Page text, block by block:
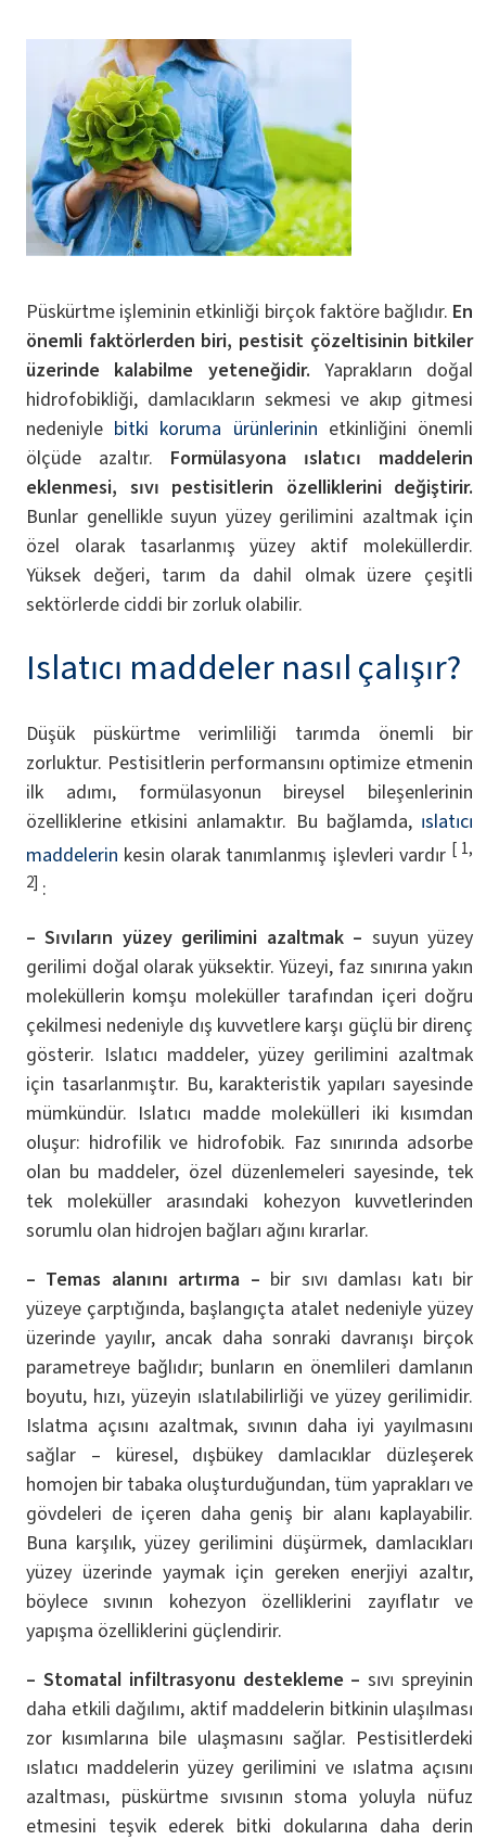
Püskürtme işleminin etkinliği birçok faktöre bağlıdır. En
önemli faktörlerden biri, pestisit çözeltisinin bitkiler
üzerinde kalabilme yeteneğidir. Yaprakların doğal
hidrofobikliği, damlacıkların sekmesi ve akıp gitmesi
nedeniyle bitki koruma ürünlerinin etkinliğini önemli
ölçüde azaltır. Formülasyona ıslatıcı maddelerin
eklenmesi, sıvı pestisitlerin özelliklerini değiştirir.
Bunlar genellikle suyun yüzey gerilimini azaltmak için
özel olarak tasarlanmış yüzey aktif moleküllerdir.
Yüksek değeri, tarım da dahil olmak üzere çeşitli
sektörlerde ciddi bir zorluk olabilir.
Islatıcı maddeler nasıl çalışır?
Düşük püskürtme verimliliği tarımda önemli bir
zorluktur. Pestisitlerin performansını optimize etmenin
ilk adımı, formülasyonun bireysel bileşenlerinin
özelliklerine etkisini anlamaktır. Bu bağlamda, ıslatıcı
maddelerin kesin olarak tanımlanmış işlevleri vardır [ 1,
2] :
– Sıvıların yüzey gerilimini azaltmak – suyun yüzey
gerilimi doğal olarak yüksektir. Yüzeyi, faz sınırına yakın
moleküllerin komşu moleküller tarafından içeri doğru
çekilmesi nedeniyle dış kuvvetlere karşı güçlü bir direnç
gösterir. Islatıcı maddeler, yüzey gerilimini azaltmak
için tasarlanmıştır. Bu, karakteristik yapıları sayesinde
mümkündür. Islatıcı madde molekülleri iki kısımdan
oluşur: hidrofilik ve hidrofobik. Faz sınırında adsorbe
olan bu maddeler, özel düzenlemeleri sayesinde, tek
tek moleküller arasındaki kohezyon kuvvetlerinden
sorumlu olan hidrojen bağları ağını kırarlar.
– Temas alanını artırma – bir sıvı damlası katı bir
yüzeye çarptığında, başlangıçta atalet nedeniyle yüzey
üzerinde yayılır, ancak daha sonraki davranışı birçok
parametreye bağlıdır; bunların en önemlileri damlanın
boyutu, hızı, yüzeyin ıslatılabilirliği ve yüzey gerilimidir.
Islatma açısını azaltmak, sıvının daha iyi yayılmasını
sağlar – küresel, dışbükey damlacıklar düzleşerek
homojen bir tabaka oluşturduğundan, tüm yaprakları ve
gövdeleri de içeren daha geniş bir alanı kaplayabilir.
Buna karşılık, yüzey gerilimini düşürmek, damlacıkları
yüzey üzerinde yaymak için gereken enerjiyi azaltır,
böylece sıvının kohezyon özelliklerini zayıflatır ve
yapışma özelliklerini güçlendirir.
– Stomatal infiltrasyonu destekleme – sıvı spreyinin
daha etkili dağılımı, aktif maddelerin bitkinin ulaşılması
zor kısımlarına bile ulaşmasını sağlar. Pestisitlerdeki
ıslatıcı maddelerin yüzey gerilimini ve ıslatma açısını
azaltması, püskürtme sıvısının stoma yoluyla nüfuz
etmesini teşvik ederek bitki dokularına daha derin